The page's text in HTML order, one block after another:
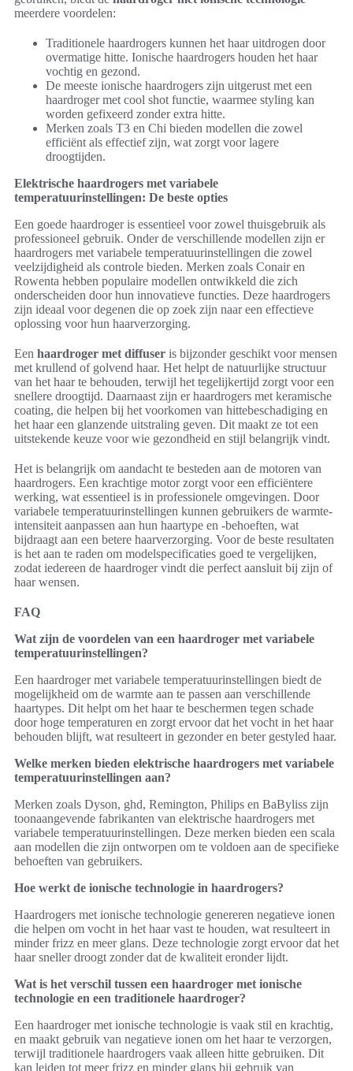
meerdere voordelen:
Traditionele haardrogers kunnen het haar uitdrogen door
overmatige hitte. Ionische haardrogers houden het haar
vochtig en gezond.
De meeste ionische haardrogers zijn uitgerust met een
haardroger met cool shot functie, waarmee styling kan
worden gefixeerd zonder extra hitte.
Merken zoals T3 en Chi bieden modellen die zowel
efficiënt als effectief zijn, wat zorgt voor lagere
droogtijden.
Elektrische haardrogers met variabele
temperatuurinstellingen: De beste opties
Een goede haardroger is essentieel voor zowel thuisgebruik als
professioneel gebruik. Onder de verschillende modellen zijn er
haardrogers met variabele temperatuurinstellingen die zowel
veelzijdigheid als controle bieden. Merken zoals Conair en
Rowenta hebben populaire modellen ontwikkeld die zich
onderscheiden door hun innovatieve functies. Deze haardrogers
zijn ideaal voor degenen die op zoek zijn naar een effectieve
oplossing voor hun haarverzorging.
Een haardroger met diffuser is bijzonder geschikt voor mensen
met krullend of golvend haar. Het helpt de natuurlijke structuur
van het haar te behouden, terwijl het tegelijkertijd zorgt voor een
snellere droogtijd. Daarnaast zijn er haardrogers met keramische
coating, die helpen bij het voorkomen van hittebeschadiging en
het haar een glanzende uitstraling geven. Dit maakt ze tot een
uitstekende keuze voor wie gezondheid en stijl belangrijk vindt.
Het is belangrijk om aandacht te besteden aan de motoren van
haardrogers. Een krachtige motor zorgt voor een efficiëntere
werking, wat essentieel is in professionele omgevingen. Door
variabele temperatuurinstellingen kunnen gebruikers de warmte-
intensiteit aanpassen aan hun haartype en -behoeften, wat
bijdraagt aan een betere haarverzorging. Voor de beste resultaten
is het aan te raden om modelspecificaties goed te vergelijken,
zodat iedereen de haardroger vindt die perfect aansluit bij zijn of
haar wensen.
FAQ
Wat zijn de voordelen van een haardroger met variabele
temperatuurinstellingen?
Een haardroger met variabele temperatuurinstellingen biedt de
mogelijkheid om de warmte aan te passen aan verschillende
haartypes. Dit helpt om het haar te beschermen tegen schade
door hoge temperaturen en zorgt ervoor dat het vocht in het haar
behouden blijft, wat resulteert in gezonder en beter gestyled haar.
Welke merken bieden elektrische haardrogers met variabele
temperatuurinstellingen aan?
Merken zoals Dyson, ghd, Remington, Philips en BaByliss zijn
toonaangevende fabrikanten van elektrische haardrogers met
variabele temperatuurinstellingen. Deze merken bieden een scala
aan modellen die zijn ontworpen om te voldoen aan de specifieke
behoeften van gebruikers.
Hoe werkt de ionische technologie in haardrogers?
Haardrogers met ionische technologie genereren negatieve ionen
die helpen om vocht in het haar vast te houden, wat resulteert in
minder frizz en meer glans. Deze technologie zorgt ervoor dat het
haar sneller droogt zonder dat de kwaliteit eronder lijdt.
Wat is het verschil tussen een haardroger met ionische
technologie en een traditionele haardroger?
Een haardroger met ionische technologie is vaak stil en krachtig,
en maakt gebruik van negatieve ionen om het haar te verzorgen,
terwijl traditionele haardrogers vaak alleen hitte gebruiken. Dit
kan leiden tot meer frizz en minder glans bij gebruik van